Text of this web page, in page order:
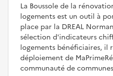
La Boussole de la
logements est un outil à
place par la DREAL
sélection d'indicateurs
logements bénéficiaires, il
déploiement de
communauté de